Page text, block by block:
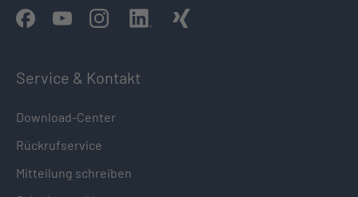
Service & Kontakt
Download-Center
Rückrufservice
Mitteilung schreiben